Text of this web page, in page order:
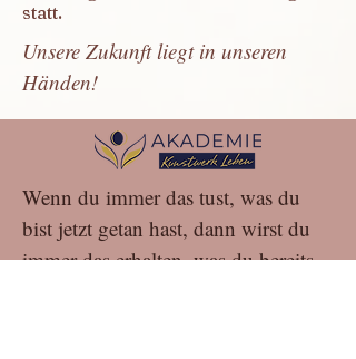
statt.
Unsere Zukunft liegt in unseren
Händen!
Wenn du immer das tust, was du
bist jetzt getan hast, dann wirst du
immer das erhalten, was du bereits